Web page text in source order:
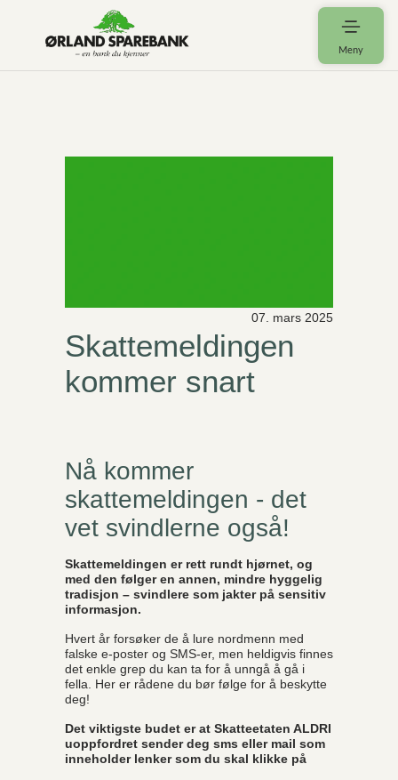
Meny
Skattemeldingen
kommer snart
07. mars 2025
Nå kommer
skattemeldingen - det
vet svindlerne også!
Skattemeldingen er rett rundt hjørnet, og
med den følger en annen, mindre hyggelig
tradisjon – svindlere som jakter på sensitiv
informasjon.
Hvert år forsøker de å lure nordmenn med
falske e-poster og SMS-er, men heldigvis finnes
det enkle grep du kan ta for å unngå å gå i
fella. Her er rådene du bør følge for å beskytte
deg!
Det viktigste budet er at Skatteetaten ALDRI
uoppfordret sender deg sms eller mail som
inneholder lenker som du skal klikke på